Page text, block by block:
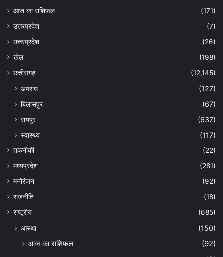
आज का राशिफल
(171)
उत्तरप्रदेश
(7)
उत्तरप्रदेश
(26)
खेल
(198)
छत्तीसगढ़
(12,145)
अपराध
(127)
बिलासपुर
(67)
रायपुर
(637)
स्वास्थ्य
(117)
तकनीकी
(22)
मध्यप्रदेश
(281)
मनोरंजन
(92)
राजनीति
(18)
राष्ट्रीय
(685)
आस्था (150)
आज का राशिफल (92)